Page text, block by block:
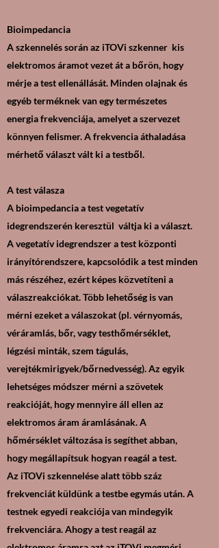
Bioimpedancia
A szkennelés során az iTOVi szkenner kis
elektromos áramot vezet át a bőrön, hogy
mérje a test ellenállását. Minden olajnak és
egyéb terméknek van egy természetes
energia frekvenciája, amelyet a szervezet
könnyen felismer. A frekvencia áthaladása
mérhető választ vált ki a testből.
A test válasza
A bioimpedancia a test vegetatív
idegrendszerén keresztül váltja ki a választ.
A vegetatív idegrendszer a test központi
irányítórendszere, kapcsolódik a test minden
más részéhez, ezért képes közvetíteni a
válaszreakciókat. Több lehetőség is van
mérni ezeket a válaszokat (pl. vérnyomás,
véráramlás, bőr, vagy testhőmérséklet,
légzési minták, szem tágulás,
verejtékmirigyek/bőrnedvesség). Az egyik
lehetséges módszer mérni a szövetek
reakcióját, hogy mennyire áll ellen az
elektromos áram áramlásának. A
hőmérséklet változása is segíthet abban,
hogy megállapítsuk hogyan reagál a test.
Az iTOVi szkennelése alatt több száz
frekvenciát küldünk a testbe egymás után. A
testnek egyedi reakciója van mindegyik
frekvenciára. Ahogy a test reagál az